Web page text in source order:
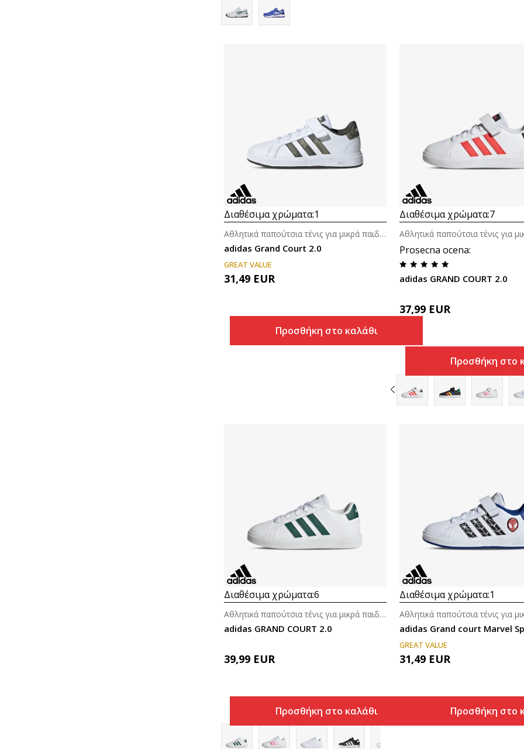
Συγκρίνετε
Διαθέσιμα χρώματα:1
adidas Grand Court 2.0
Αθλητικά παπούτσια τένις για μικρά παιδιά (4-7ε.)
GREAT VALUE
31,49 EUR
Προσθήκη στο καλάθι
Συγκρίνετε
Διαθέσιμα χρώματα:7
Prosecna ocena:
adidas GRAND COURT 2.0
37,99 EUR
Προσθήκη στο
Συγκρίνετε
Διαθέσιμα χρώματα:6
adidas GRAND COURT 2.0
Αθλητικά παπούτσια τένις για μικρά παιδιά (4-7ε.)
39,99 EUR
Προσθήκη στο καλάθι
Συγκρίνετε
Διαθέσιμα χρώματα:1
GREAT VALUE
31,49 EUR
Προσθήκη στο